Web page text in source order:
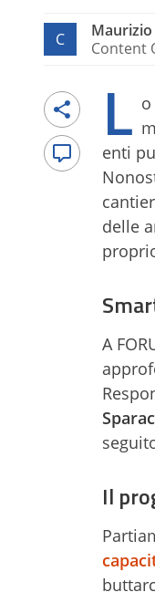
C
Maurizio
Content
L
enti
delle
A
Il